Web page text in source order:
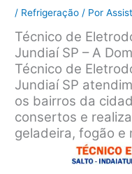
/ Refrigeração / Por
Técnico de
Jundiaí SP – A
Técnico de
Jundiaí SP
os bairros da
consertos e
geladeira, fogão e